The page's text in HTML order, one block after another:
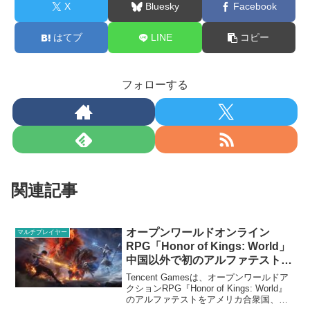
X Bluesky Facebook
はてブ LINE コピー
フォローする
関連記事
マルチプレイヤー
オープンワールドオンライン
RPG「Honor of Kings: World」
中国以外で初のアルファテスト実
施決定
Tencent Gamesは、オープンワールドア
クションRPG『Honor of Kings: World』
のアルファテストをアメリカ合衆国、カ